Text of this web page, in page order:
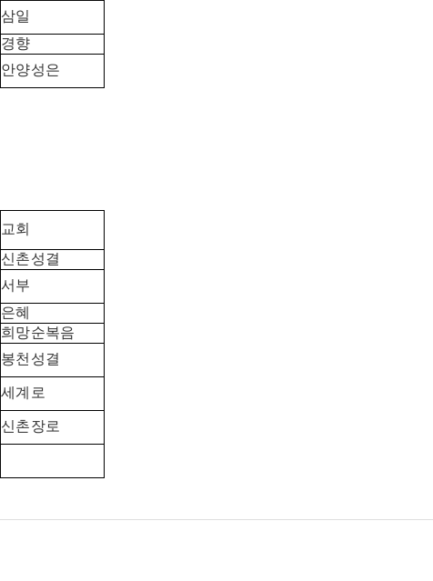
삼일
경향
안양성은
교회
신촌성결
서부
은혜
희망순복음
봉천성결
세계로
신촌장로